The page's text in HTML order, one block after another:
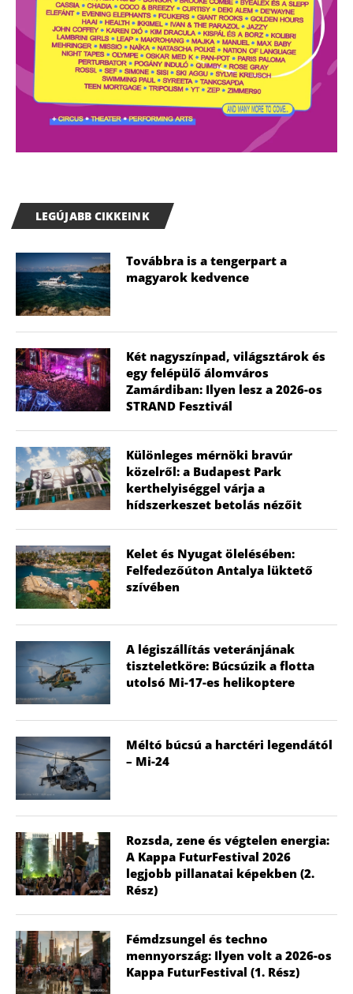
LEGÚJABB CIKKEINK
Továbbra is a tengerpart a
magyarok kedvence
Két nagyszínpad, világsztárok és
egy felépülő álomváros
Zamárdiban: Ilyen lesz a 2026-os
STRAND Fesztivál
Különleges mérnöki bravúr
közelről: a Budapest Park
kerthelyiséggel várja a
hídszerkeszet betolás nézőit
Kelet és Nyugat ölelésében:
Felfedezőúton Antalya lüktető
szívében
A légiszállítás veteránjának
tiszteletköre: Búcsúzik a flotta
utolsó Mi-17-es helikoptere
Méltó búcsú a harctéri legendától
– Mi-24
Rozsda, zene és végtelen energia:
A Kappa FuturFestival 2026
legjobb pillanatai képekben (2.
Rész)
Fémdzsungel és techno
mennyország: Ilyen volt a 2026-os
Kappa FuturFestival (1. Rész)